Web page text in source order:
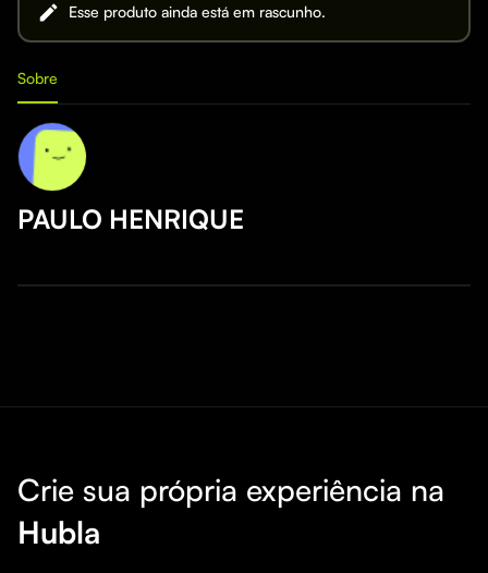
Esse produto ainda está em rascunho.
Sobre
PAULO HENRIQUE
Crie sua própria experiência na
Hubla